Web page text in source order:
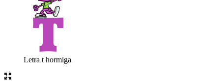
Letra t hormiga